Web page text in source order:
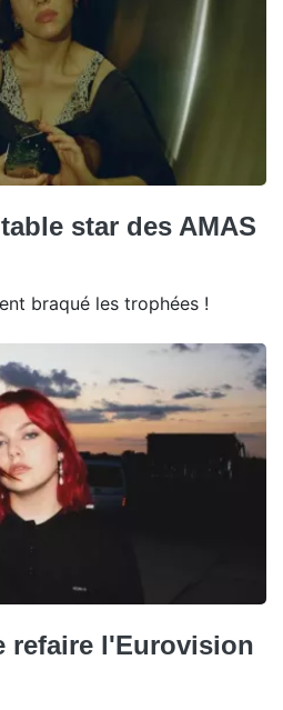
star des AMAS
braqué les trophées !
refaire l'Eurovision